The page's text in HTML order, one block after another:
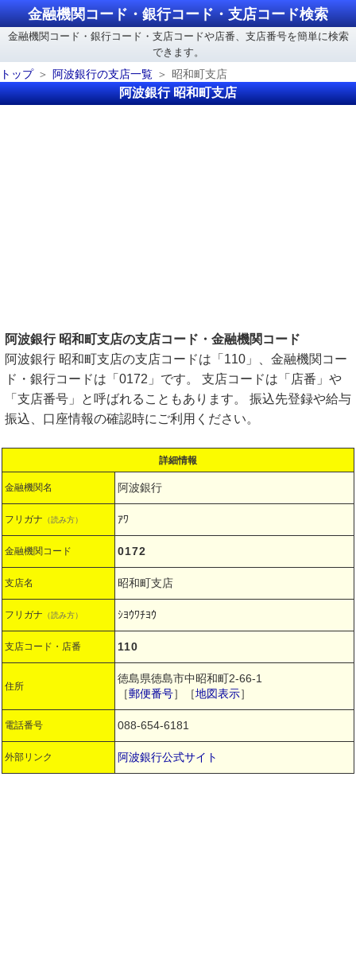
金融機関コード・銀行コード・支店コード検索
金融機関コード・銀行コード・支店コードや店番、支店番号を簡単に検索
できます。
トップ
阿波銀行の支店一覧 昭和町支店
阿波銀行 昭和町支店
阿波銀行 昭和町支店の支店コード・金融機関コード
阿波銀行 昭和町支店の支店コードは「110」、金融機関コー
ド・銀行コードは「0172」です。 支店コードは「店番」や
「支店番号」と呼ばれることもあります。 振込先登録や給与
振込、口座情報の確認時にご利用ください。
詳細情報
金融機関名 阿波銀行
フリガナ （読み方） ｱﾜ
金融機関コード 0172
支店名 昭和町支店
フリガナ （読み方） ｼﾖｳﾜﾁﾖｳ
支店コード・店番 110
住所
徳島県徳島市中昭和町2-66-1
［郵便番号］［地図表示］
電話番号 088-654-6181
外部リンク 阿波銀行公式サイト